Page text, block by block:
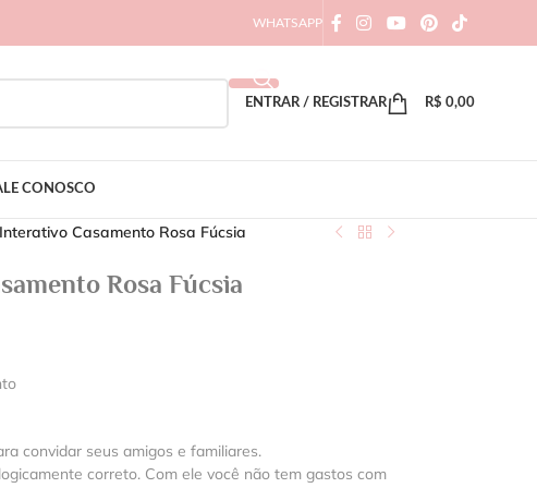
WHATSAPP
ENTRAR / REGISTRAR R$ 0,00
CONOSCO
Casamento Rosa Fúcsia
Rosa Fúcsia
convidar seus amigos e familiares.
correto. Com ele você não tem gastos com